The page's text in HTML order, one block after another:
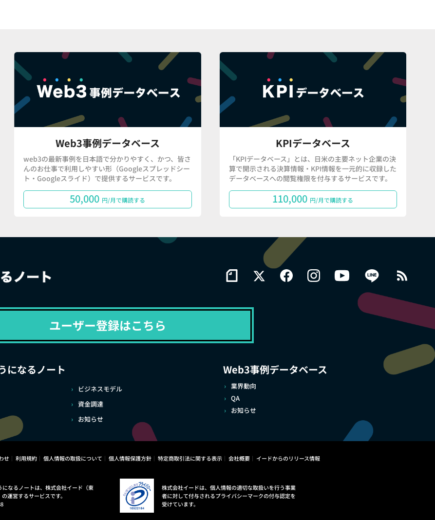
Web3事例データベース
web3の最新事例を日本語で分かりやすく、かつ、皆さ
んのお仕事で利用しやすい形（Googleスプレッドシー
ト・Googleスライド）で提供するサービスです。
50,000 円/月で購読する
KPIデータベース
「KPIデータベース」とは、日米の主要ネット企業の決
算で開示される決算情報・KPI情報を一元的に収録した
データベースへの閲覧権限を付与するサービスです。
110,000 円/月で購読する
ユーザー登録はこちら
になるノート
ビジネスモデル
資金調達
お知らせ
Web3事例データベース
業界動向
QA
お知らせ
せ 利用規約 個人情報の取扱について 個人情報保護方針 特定商取引法に関する表示 会社概要 イードからのリリース情報
になるノートは、株式会社イード（東
運営するサービスです。
株式会社イードは、個人情報の適切な取扱いを行う事業
者に対して付与されるプライバシーマークの付与認定を
受けています。